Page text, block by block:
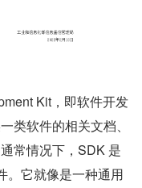
Kit，即软件开发
类软件的相关文档、
常情况下，SDK 是
。它就像是一种通用